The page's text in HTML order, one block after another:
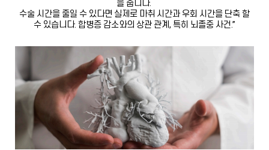
을 줍니다.
수술 시간을 줄일 수 있다면 실제로 마취 시간과 우회 시간을 단축 할
수 있습니다. 합병증 감소와의 상관 관계, 특히 뇌졸중 사건.”